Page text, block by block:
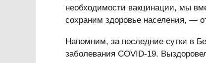
необходимости вакцинации, мы
сохраним здоровье населения, —
Напомним, за последние сутки в
заболевания COVID-19.